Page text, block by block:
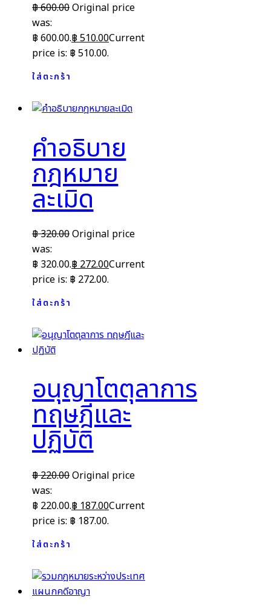
฿600.00Original price
was:
฿ 600.00.฿510.00Current
price is: ฿ 510.00.
ใส่ตะกร้า
คำอธิบาย
กฎหมาย
ละเมิด
฿320.00Original price
was:
฿ 320.00.฿272.00Current
price is: ฿ 272.00.
ใส่ตะกร้า
อนุญาโตตุลาการ
ทฤษฎีและ
ปฏิบัติ
฿220.00Original price
was:
฿ 220.00.฿ 187.00Current
price is: ฿ 187.00.
ใส่ตะกร้า